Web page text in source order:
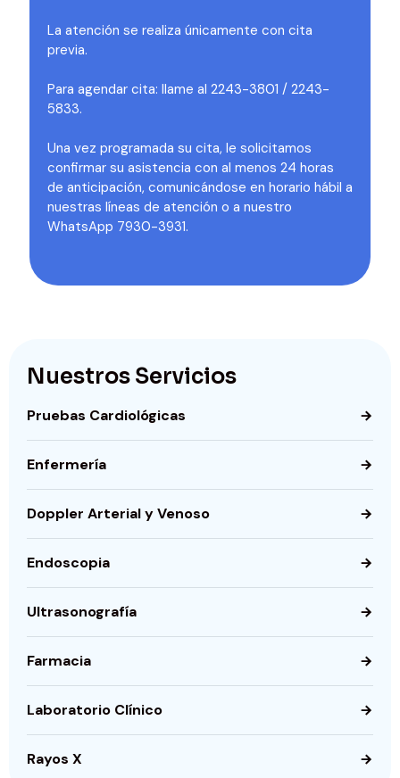
La atención se realiza únicamente con cita
previa.
Para agendar cita: llame al 2243-3801 / 2243-
5833.
Una vez programada su cita, le solicitamos
confirmar su asistencia con al menos 24 horas
de anticipación, comunicándose en horario hábil a
nuestras líneas de atención o a nuestro
WhatsApp 7930-3931.
Nuestros Servicios
Pruebas Cardiológicas
Enfermería
Doppler Arterial y Venoso
Endoscopia
Ultrasonografía
Farmacia
Laboratorio Clínico
Rayos X